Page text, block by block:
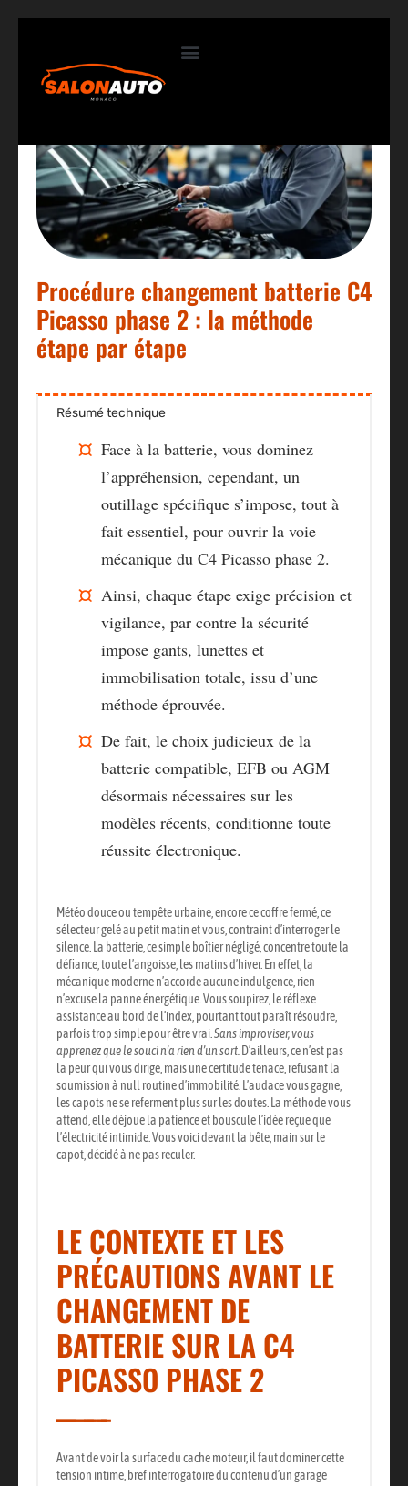
Procédure changement batterie C4
Picasso phase 2 : la méthode
étape par étape
Résumé technique
Face à la batterie, vous dominez
l’appréhension, cependant, un
outillage spécifique s’impose, tout à
fait essentiel, pour ouvrir la voie
mécanique du C4 Picasso phase 2.
Ainsi, chaque étape exige précision et
vigilance, par contre la sécurité
impose gants, lunettes et
immobilisation totale, issu d’une
méthode éprouvée.
De fait, le choix judicieux de la
batterie compatible, EFB ou AGM
désormais nécessaires sur les
modèles récents, conditionne toute
réussite électronique.
Météo douce ou tempête urbaine, encore ce coffre fermé, ce
sélecteur gelé au petit matin et vous, contraint d’interroger le
silence. La batterie, ce simple boîtier négligé, concentre toute la
défiance, toute l’angoisse, les matins d’hiver. En effet, la
mécanique moderne n’accorde aucune indulgence, rien
n’excuse la panne énergétique. Vous soupirez, le réflexe
assistance au bord de l’index, pourtant tout paraît résoudre,
parfois trop simple pour être vrai. Sans improviser, vous
apprenez que le souci n’a rien d’un sort. D’ailleurs, ce n’est pas
la peur qui vous dirige, mais une certitude tenace, refusant la
soumission à null routine d’immobilité. L’audace vous gagne,
les capots ne se referment plus sur les doutes. La méthode vous
attend, elle déjoue la patience et bouscule l’idée reçue que
l’électricité intimide. Vous voici devant la bête, main sur le
capot, décidé à ne pas reculer.
LE CONTEXTE ET LES
PRÉCAUTIONS AVANT LE
CHANGEMENT DE
BATTERIE SUR LA C4
PICASSO PHASE 2
Avant de voir la surface du cache moteur, il faut dominer cette
tension intime, bref interrogatoire du contenu d’un garage